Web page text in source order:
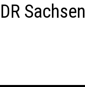
Sachsen